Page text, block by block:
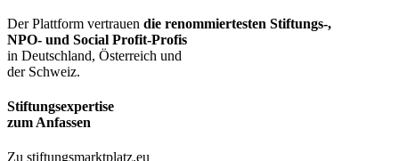
Der Plattform vertrauen die renommiertesten Stiftungs-,
NPO- und Social Profit-Profis
in Deutschland, Österreich und
der Schweiz.
Stiftungsexpertise
zum Anfassen
Zu stiftungsmarktplatz.eu